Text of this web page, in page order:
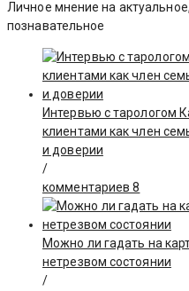
Личное мнение на
познавательное
Интервью с тарологом
клиентами как член
и доверии
/
комментариев 8
Можно ли гадать на
нетрезвом состоянии
/